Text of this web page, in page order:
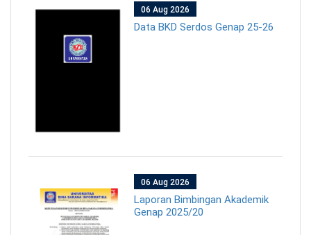
06 Aug 2026
Data BKD Serdos Genap 25-26
06 Aug 2026
Laporan Bimbingan Akademik
Genap 2025/20